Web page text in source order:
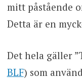
mitt påstående
Detta är en
Det hela gäller
BLF) som